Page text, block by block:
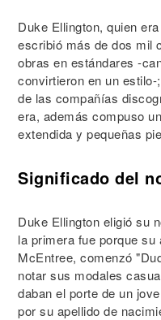
Duke Ellington, quien
escribió más de dos mil
obras en estándares -
convirtieron en un
de las compañías
era, además compuso
extendida y pequeñas
Significado del
Duke Ellington eligió su
la primera fue porque
McEntree, comenzó
notar sus modales
daban el porte de un
por su apellido de